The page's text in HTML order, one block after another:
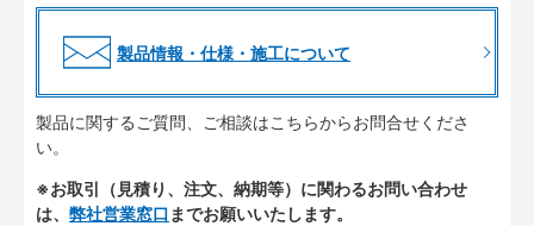
製品情報・仕様・施工について
製品に関するご質問、ご相談はこちらからお問合せくださ
い。
※お取引（見積り、注文、納期等）に関わるお問い合わせ
は、 弊社営業窓口 までお願いいたします。